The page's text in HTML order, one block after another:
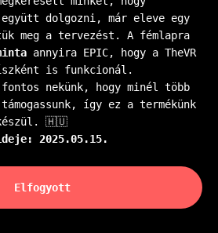
dolgozni, már eleve egy
meg a tervezést. A fémlapra
annyira EPIC, hogy a TheVR
is funkcionál.
nekünk, hogy minél több
így ez a termékünk
készül. 🇭🇺
2025.05.15.
Elfogyott